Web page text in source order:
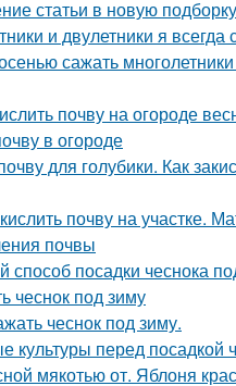
статьи в новую подборку
и двулетники я
сажать
почву на огороде
в огороде
для голубики. Как
почву на участке.
почвы
способ посадки чеснока
чеснок под зиму
чеснок под зиму.
культуры перед посадкой
мякотью от. Яблоня